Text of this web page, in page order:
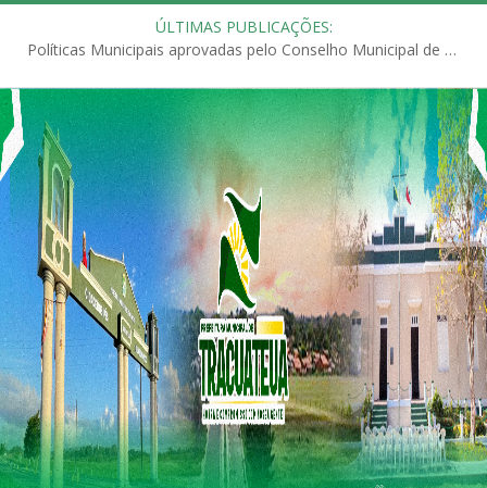
ÚLTIMAS PUBLICAÇÕES:
Políticas Municipais aprovadas pelo Conselho Municipal de Educação (CME)